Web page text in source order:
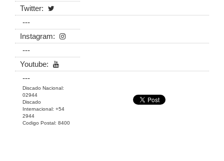
Twitter:
---
Instagram:
---
Youtube:
---
Discado Nacional:
02944
Discado
Internacional: +54
2944
Codigo Postal: 8400